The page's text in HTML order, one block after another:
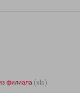
филиала (xls)